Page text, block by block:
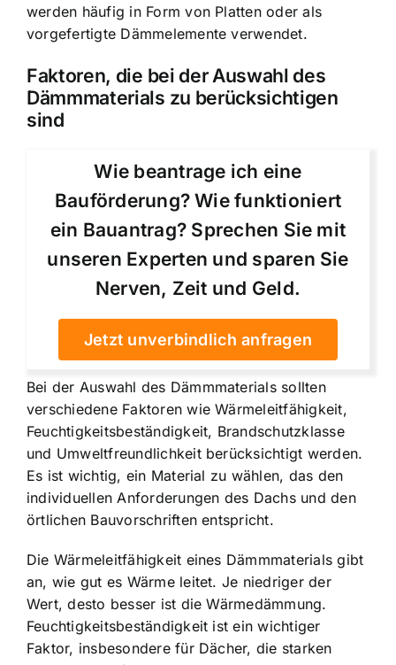
werden häufig in Form von Platten oder als
vorgefertigte Dämmelemente verwendet.
Faktoren, die bei der Auswahl des
Dämmmaterials zu berücksichtigen
sind
Wie beantrage ich eine
Bauförderung? Wie funktioniert
ein Bauantrag? Sprechen Sie mit
unseren Experten und sparen Sie
Nerven, Zeit und Geld.
Jetzt unverbindlich anfragen
Bei der Auswahl des Dämmmaterials sollten
verschiedene Faktoren wie Wärmeleitfähigkeit,
Feuchtigkeitsbeständigkeit, Brandschutzklasse
und Umweltfreundlichkeit berücksichtigt werden.
Es ist wichtig, ein Material zu wählen, das den
individuellen Anforderungen des Dachs und den
örtlichen Bauvorschriften entspricht.
Die Wärmeleitfähigkeit eines Dämmmaterials gibt
an, wie gut es Wärme leitet. Je niedriger der
Wert, desto besser ist die Wärmedämmung.
Feuchtigkeitsbeständigkeit ist ein wichtiger
Faktor, insbesondere für Dächer, die starken